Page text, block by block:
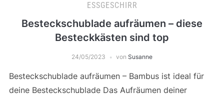
ESSGESCHIRR
Besteckschublade aufräumen – diese
Besteckkästen sind top
24/05/2023 von Susanne
Besteckschublade aufräumen – Bambus ist ideal für
deine Besteckschublade Das Aufräumen deiner